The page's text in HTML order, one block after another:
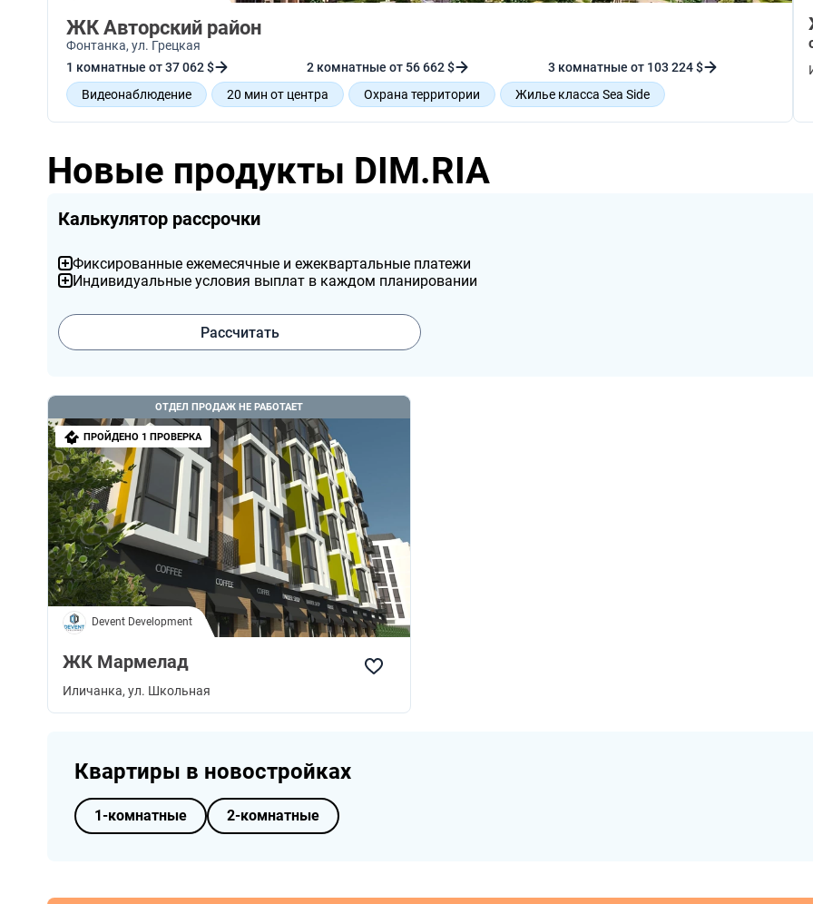
ЖК Авторский район
Фонтанка, ул. Грецкая
1 комнатные от 37 062 $
2 комнатные от 56 662 $
3 комнатные от 103 224 $
Видеонаблюдение
20 мин от центра Охрана территории Жилье класса Sea Side
Новые продукты DIM.RIA
Калькулятор рассрочки
Фиксированные ежемесячные и ежеквартальные платежи
Индивидуальные условия выплат в каждом планировании
Рассчитать
ОТДЕЛ ПРОДАЖ НЕ РАБОТАЕТ
ПРОЙДЕНО 1 ПРОВЕРКА
Devent Development
ЖК Мармелад
Иличанка, ул. Школьная
Квартиры в новостройках
1-комнатные 2-комнатные